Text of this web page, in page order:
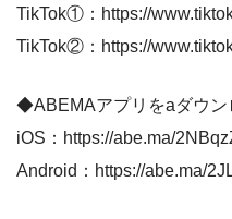
TikTok①：https://
TikTok②：https://
◆ABEMAアプリをaダウン
iOS：https://abe.ma/
Android：https://abe.ma/